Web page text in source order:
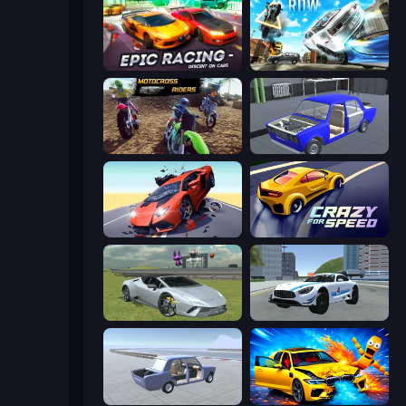
Epic Racing - Descent on Cars Real Drift World
MotoCross Riders Taz Mechanic Simulator
Hyper Cars Ramp Crash Crazy for Speed
Sports Cars Driver Crazy Stunt Cars 2
Car Tuning Simulator BMG: Ragdoll Playground